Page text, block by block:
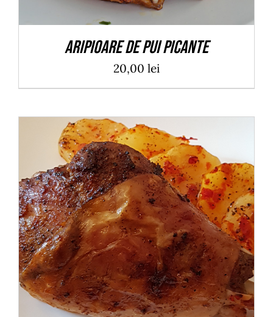
Aripioare de pui picante
20,00 lei
ADAUGĂ ÎN COȘ / DETALII